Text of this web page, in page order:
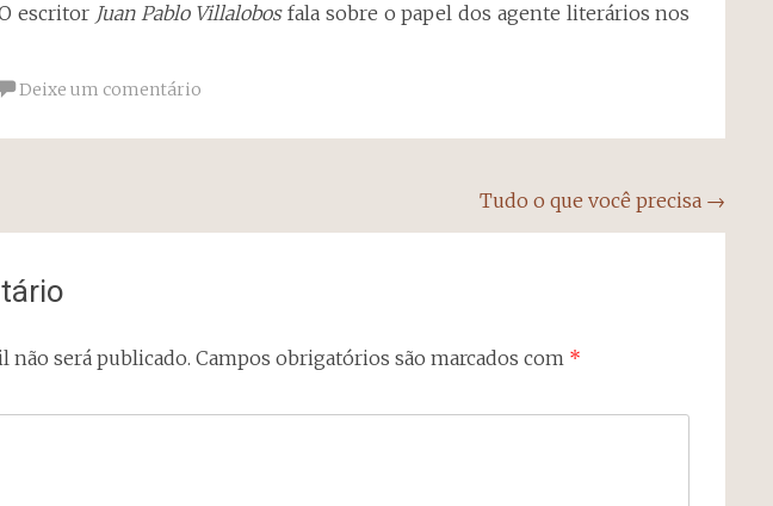
escritor Juan Pablo Villalobosfala sobre o papel dos agente literários nos
Deixe um comentário
Tudo o que você precisa →
não será publicado. Campos obrigatórios são marcados com *